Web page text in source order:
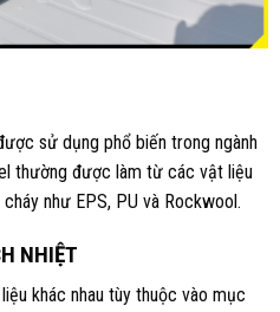
sử dụng phổ biến trong ngành
thường được làm từ các vật liệu
như EPS, PU và Rockwool.
NHIỆT
khác nhau tùy thuộc vào mục